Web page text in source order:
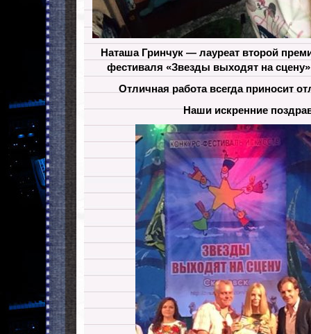
Наташа Гринчук — лауреат второй
фестиваля «Звезды выходят на сцену»
Отличная работа всегда приносит
Наши искренние